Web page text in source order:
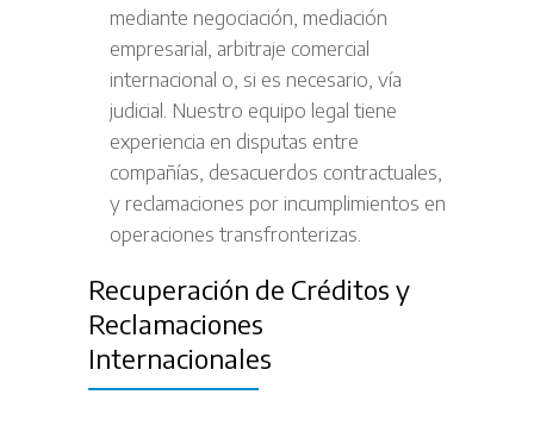
mediante negociación, mediación
empresarial, arbitraje comercial
internacional o, si es necesario, vía
judicial. Nuestro equipo legal tiene
experiencia en disputas entre
compañías, desacuerdos contractuales,
y reclamaciones por incumplimientos en
operaciones transfronterizas.
Recuperación de Créditos y
Reclamaciones
Internacionales